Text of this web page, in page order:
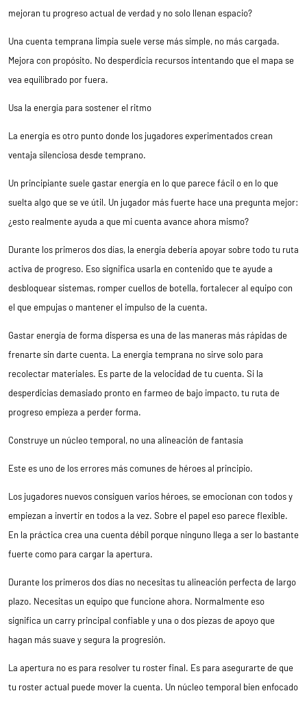
mejoran tu progreso actual de verdad y no solo llenan espacio?
Una cuenta temprana limpia suele verse más simple, no más cargada.
Mejora con propósito. No desperdicia recursos intentando que el mapa se
vea equilibrado por fuera.
Usa la energía para sostener el ritmo
La energía es otro punto donde los jugadores experimentados crean
ventaja silenciosa desde temprano.
Un principiante suele gastar energía en lo que parece fácil o en lo que
suelta algo que se ve útil. Un jugador más fuerte hace una pregunta mejor:
¿esto realmente ayuda a que mi cuenta avance ahora mismo?
Durante los primeros dos días, la energía debería apoyar sobre todo tu ruta
activa de progreso. Eso significa usarla en contenido que te ayude a
desbloquear sistemas, romper cuellos de botella, fortalecer al equipo con
el que empujas o mantener el impulso de la cuenta.
Gastar energía de forma dispersa es una de las maneras más rápidas de
frenarte sin darte cuenta. La energía temprana no sirve solo para
recolectar materiales. Es parte de la velocidad de tu cuenta. Si la
desperdicias demasiado pronto en farmeo de bajo impacto, tu ruta de
progreso empieza a perder forma.
Construye un núcleo temporal, no una alineación de fantasía
Este es uno de los errores más comunes de héroes al principio.
Los jugadores nuevos consiguen varios héroes, se emocionan con todos y
empiezan a invertir en todos a la vez. Sobre el papel eso parece flexible.
En la práctica crea una cuenta débil porque ninguno llega a ser lo bastante
fuerte como para cargar la apertura.
Durante los primeros dos días no necesitas tu alineación perfecta de largo
plazo. Necesitas un equipo que funcione ahora. Normalmente eso
significa un carry principal confiable y una o dos piezas de apoyo que
hagan más suave y segura la progresión.
La apertura no es para resolver tu roster final. Es para asegurarte de que
tu roster actual puede mover la cuenta. Un núcleo temporal bien enfocado